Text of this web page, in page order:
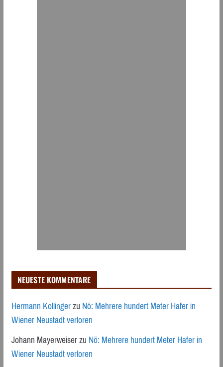
NEUESTE KOMMENTARE
Hermann KollingerzuNö: Mehrere hundert Meter Hafer in
Wiener Neustadt verloren
Johann MayerweiserzuNö: Mehrere hundert Meter Hafer in
Wiener Neustadt verloren